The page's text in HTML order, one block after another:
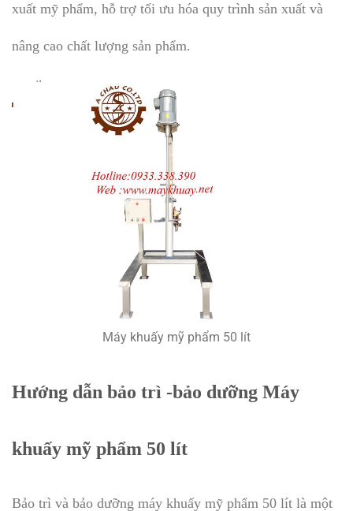
xuất mỹ phẩm, hỗ trợ tối ưu hóa quy trình sản xuất và
nâng cao chất lượng sản phẩm.
Máy khuấy mỹ phẩm 50 lít
Hướng dẫn bảo trì -bảo dưỡng Máy
khuấy mỹ phẩm 50 lít
Bảo trì và bảo dưỡng máy khuấy mỹ phẩm 50 lít là một